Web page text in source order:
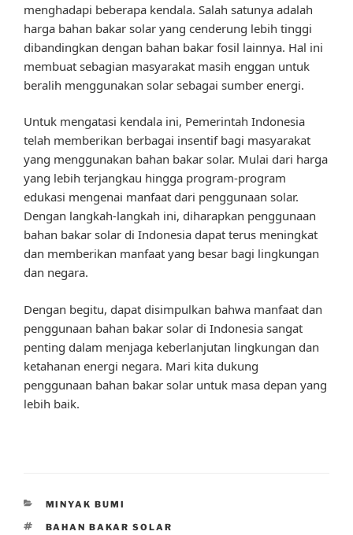
menghadapi beberapa kendala. Salah satunya adalah
harga bahan bakar solar yang cenderung lebih tinggi
dibandingkan dengan bahan bakar fosil lainnya. Hal ini
membuat sebagian masyarakat masih enggan untuk
beralih menggunakan solar sebagai sumber energi.
Untuk mengatasi kendala ini, Pemerintah Indonesia
telah memberikan berbagai insentif bagi masyarakat
yang menggunakan bahan bakar solar. Mulai dari harga
yang lebih terjangkau hingga program-program
edukasi mengenai manfaat dari penggunaan solar.
Dengan langkah-langkah ini, diharapkan penggunaan
bahan bakar solar di Indonesia dapat terus meningkat
dan memberikan manfaat yang besar bagi lingkungan
dan negara.
Dengan begitu, dapat disimpulkan bahwa manfaat dan
penggunaan bahan bakar solar di Indonesia sangat
penting dalam menjaga keberlanjutan lingkungan dan
ketahanan energi negara. Mari kita dukung
penggunaan bahan bakar solar untuk masa depan yang
lebih baik.
CATEGORIES
MINYAK BUMI
TAGS
BAHAN BAKAR SOLAR